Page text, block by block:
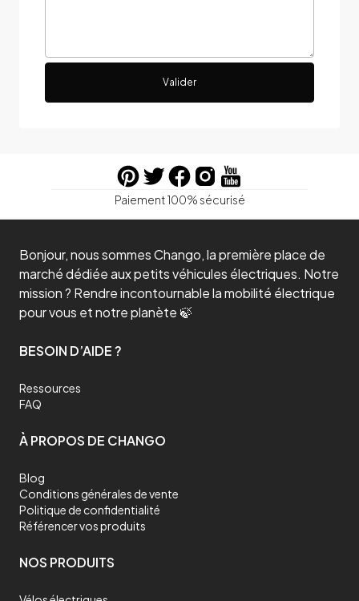
Valider
Paiement 100% sécurisé
Bonjour, nous sommes Chango, la première place de
marché dédiée aux petits véhicules électriques. Notre
mission ? Rendre incontournable la mobilité électrique
pour vous et notre planète 🍃
BESOIN D’AIDE ?
Ressources
FAQ
À PROPOS DE CHANGO
Blog
Conditions générales de vente
Politique de confidentialité
Référencer vos produits
NOS PRODUITS